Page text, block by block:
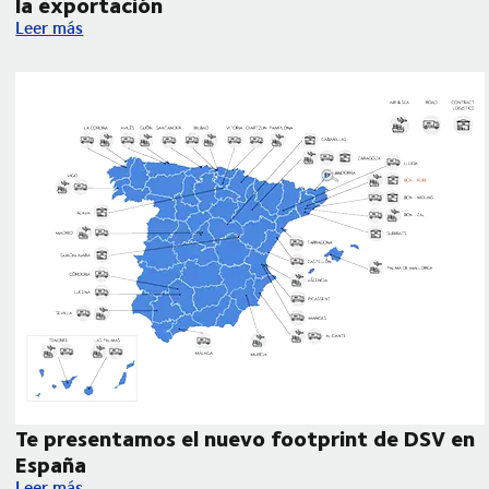
DSV participa en la Jornada de Internacionalización para
Leer más
Te presentamos el nuevo footprint de DSV en
España